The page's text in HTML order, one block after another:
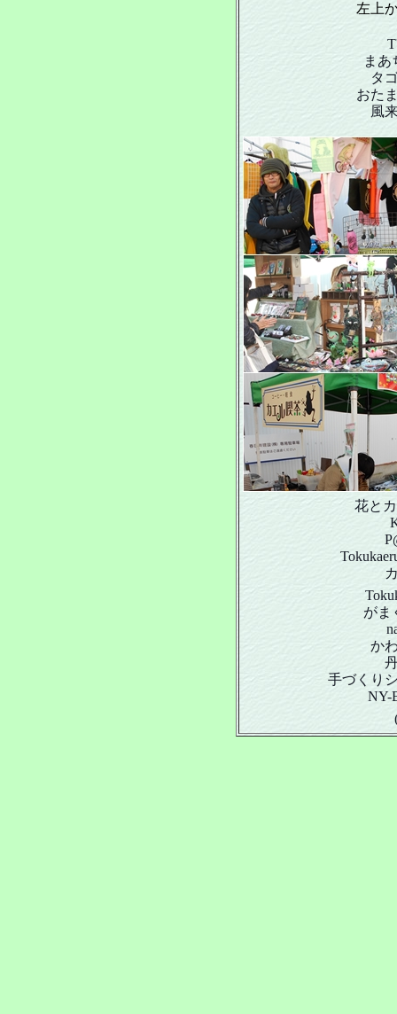
左上
まあ
タ
おた
風
花と
がま
か
手づくり
NY-